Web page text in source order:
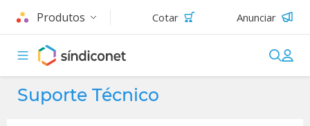
Produtos Cotar Anunciar
Suporte Técnico